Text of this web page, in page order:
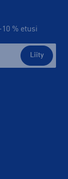
% etusi
Liity